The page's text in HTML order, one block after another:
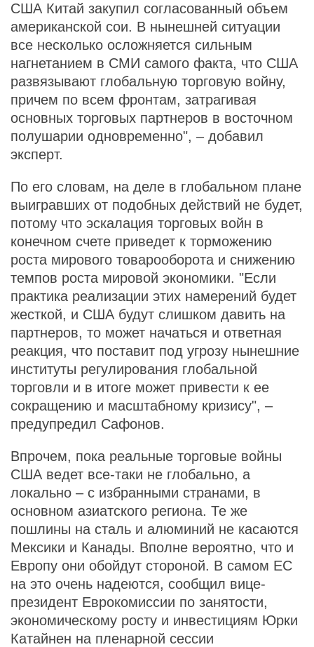
США Китай закупил согласованный объем
американской сои. В нынешней ситуации
все несколько осложняется сильным
нагнетанием в СМИ самого факта, что США
развязывают глобальную торговую войну,
причем по всем фронтам, затрагивая
основных торговых партнеров в восточном
полушарии одновременно", – добавил
эксперт.
По его словам, на деле в глобальном плане
выигравших от подобных действий не будет,
потому что эскалация торговых войн в
конечном счете приведет к торможению
роста мирового товарооборота и снижению
темпов роста мировой экономики. "Если
практика реализации этих намерений будет
жесткой, и США будут слишком давить на
партнеров, то может начаться и ответная
реакция, что поставит под угрозу нынешние
институты регулирования глобальной
торговли и в итоге может привести к ее
сокращению и масштабному кризису", –
предупредил Сафонов.
Впрочем, пока реальные торговые войны
США ведет все-таки не глобально, а
локально – с избранными странами, в
основном азиатского региона. Те же
пошлины на сталь и алюминий не касаются
Мексики и Канады. Вполне вероятно, что и
Европу они обойдут стороной. В самом ЕС
на это очень надеются, сообщил вице-
президент Еврокомиссии по занятости,
экономическому росту и инвестициям Юрки
Катайнен на пленарной сессии